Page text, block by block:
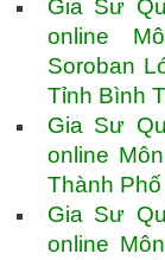
Gia Sư
online
Soroban
Tỉnh Bình
Gia Sư
online
Thành
Gia Sư
online